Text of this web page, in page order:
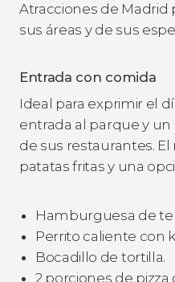
Atracciones de Madrid
sus áreas y de sus
Entrada con comida
Ideal para exprimir el
entrada al parque y un
de sus restaurantes.
patatas fritas y una
Hamburguesa de
Perrito caliente con
Bocadillo de tortilla.
2 porciones de